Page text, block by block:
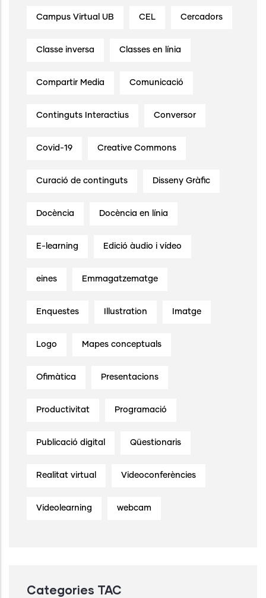
Campus Virtual UB CEL Cercadors
Classe inversa Classes en línia
Compartir Media Comunicació
Continguts Interactius Conversor
Covid-19 Creative Commons
Curació de continguts Disseny Gràfic
Docència Docència en línia
E-learning Edició àudio i vídeo
eines Emmagatzematge
Enquestes Illustration Imatge
Logo Mapes conceptuals
Ofimàtica Presentacions
Productivitat Programació
Publicació digital Qüestionaris
Realitat virtual Videoconferències
Videolearning webcam
Categories TAC